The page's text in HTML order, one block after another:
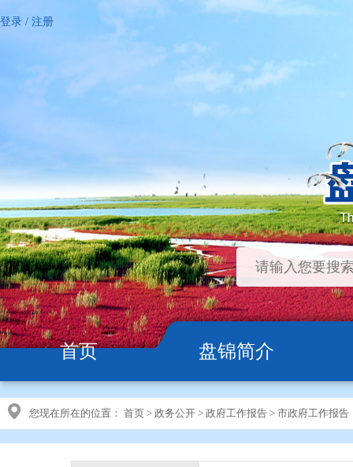
登录 / 注册
首页 盘锦简介
您现在所在的位置： 首页 > 政务公开 > 政府工作报告 > 市政府工作报告